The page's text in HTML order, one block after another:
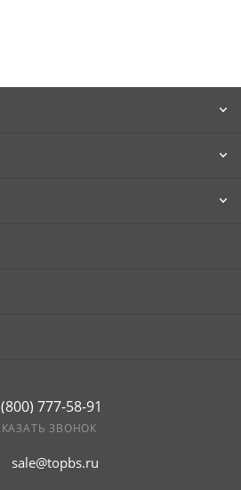
облегчает процесс
777-58-91
ЗВОНОК
sale@topbs.ru